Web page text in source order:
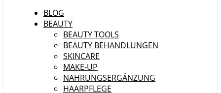
BLOG
BEAUTY
BEAUTY TOOLS
BEAUTY BEHANDLUNGEN
SKINCARE
MAKE-UP
NAHRUNGSERGÄNZUNG
HAARPFLEGE